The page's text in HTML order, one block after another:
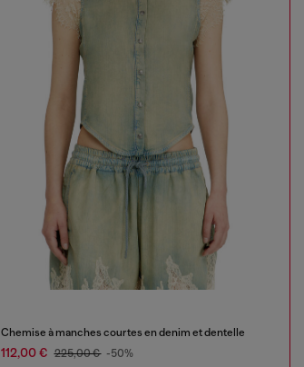
Chemise à manches courtes en denim et dentelle
112,00 € 225,00 € -50%